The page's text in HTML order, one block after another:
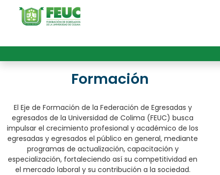
Formación
El Eje de Formación de la Federación de Egresadas y
egresados de la Universidad de Colima (FEUC) busca
impulsar el crecimiento profesional y académico de los
egresadas y egresados el público en general, mediante
programas de actualización, capacitación y
especialización, fortaleciendo así su competitividad en
el mercado laboral y su contribución a la sociedad.